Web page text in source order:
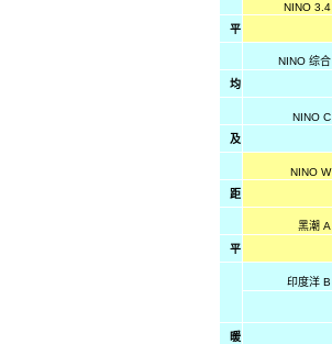
NINO 3.4
平
NINO 综合
均
NINO C
及
NINO W
距
黑潮 A
平
印度洋 B
暖